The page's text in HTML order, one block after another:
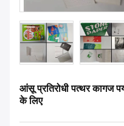
आंसू प्रतिरोधी पत्थर कागज
के लिए